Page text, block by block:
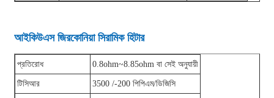
আইকিউএস জিরকোনিয়া সিরামিক হিটার
প্রতিরোধ 0.8ohm~8.85ohm বা সেই অনুযায়ী
টিসিআর 3500 /-200 পিপিএম/ডিজিসি